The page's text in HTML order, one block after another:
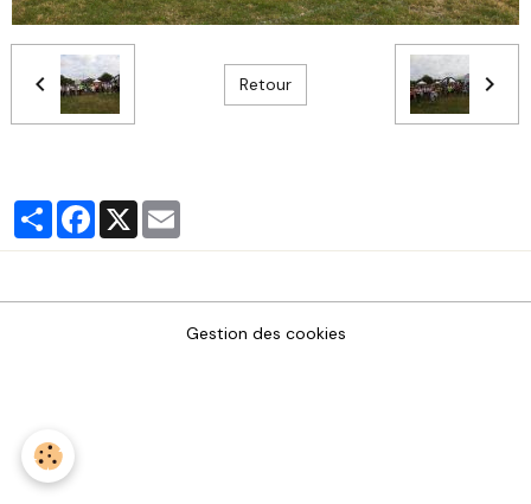
Retour
PartagerFacebook
X
Gestion des cookies